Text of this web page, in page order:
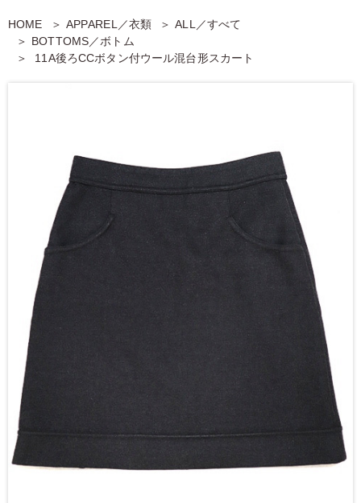
HOME APPAREL／衣類
ALL／すべて
BOTTOMS／ボトム
11A後ろCCボタン付ウール混台形スカート